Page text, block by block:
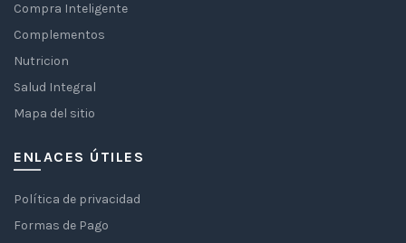
Compra Inteligente
Complementos
Nutricion
Salud Integral
Mapa del sitio
ENLACES ÚTILES
Política de privacidad
Formas de Pago